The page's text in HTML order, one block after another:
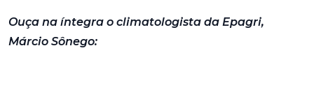
Ouça na íntegra o climatologista da Epagri,
Márcio Sônego: